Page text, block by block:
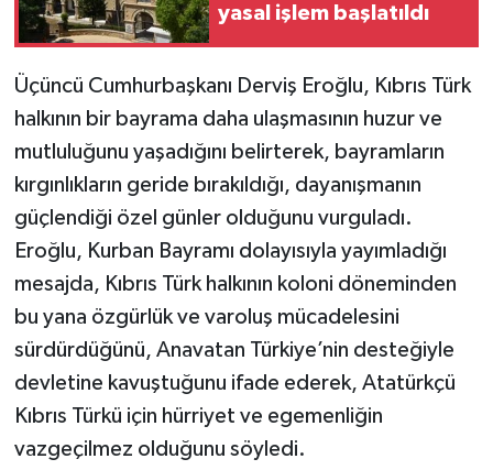
yasal işlem başlatıldı
Üçüncü Cumhurbaşkanı Derviş Eroğlu, Kıbrıs Türk
halkının bir bayrama daha ulaşmasının huzur ve
mutluluğunu yaşadığını belirterek, bayramların
kırgınlıkların geride bırakıldığı, dayanışmanın
güçlendiği özel günler olduğunu vurguladı.
Eroğlu, Kurban Bayramı dolayısıyla yayımladığı
mesajda, Kıbrıs Türk halkının koloni döneminden
bu yana özgürlük ve varoluş mücadelesini
sürdürdüğünü, Anavatan Türkiye’nin desteğiyle
devletine kavuştuğunu ifade ederek, Atatürkçü
Kıbrıs Türkü için hürriyet ve egemenliğin
vazgeçilmez olduğunu söyledi.